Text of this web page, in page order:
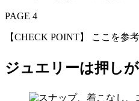
PAGE 4
【CHECK POINT】 ここを参
ジュエリーは押し